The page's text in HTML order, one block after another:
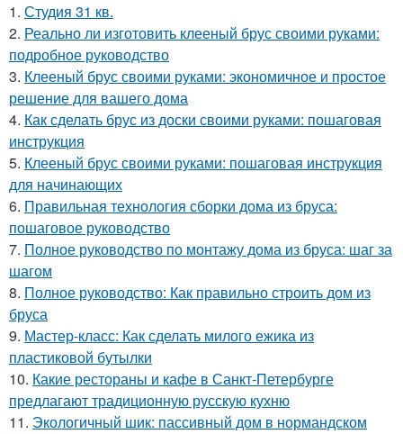
1. Студия 31 кв.
2. Реально ли изготовить клееный брус своими руками:
подробное руководство
3. Клееный брус своими руками: экономичное и простое
решение для вашего дома
4. Как сделать брус из доски своими руками: пошаговая
инструкция
5. Клееный брус своими руками: пошаговая инструкция
для начинающих
6. Правильная технология сборки дома из бруса:
пошаговое руководство
7. Полное руководство по монтажу дома из бруса: шаг за
шагом
8. Полное руководство: Как правильно строить дом из
бруса
9. Мастер-класс: Как сделать милого ежика из
пластиковой бутылки
10. Какие рестораны и кафе в Санкт-Петербурге
предлагают традиционную русскую кухню
11. Экологичный шик: пассивный дом в нормандском